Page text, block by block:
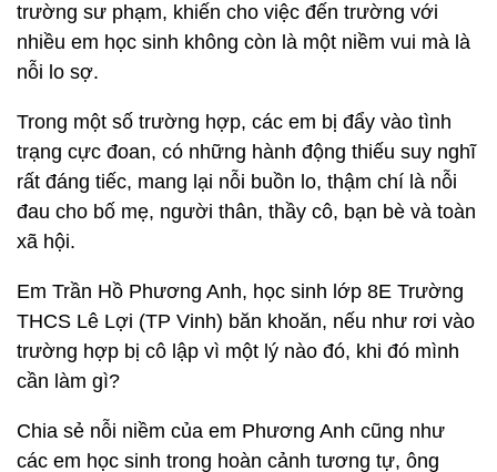
trường sư phạm, khiến cho việc đến trường với
nhiều em học sinh không còn là một niềm vui mà là
nỗi lo sợ.
Trong một số trường hợp, các em bị đẩy vào tình
trạng cực đoan, có những hành động thiếu suy nghĩ
rất đáng tiếc, mang lại nỗi buồn lo, thậm chí là nỗi
đau cho bố mẹ, người thân, thầy cô, bạn bè và toàn
xã hội.
Em Trần Hồ Phương Anh, học sinh lớp 8E Trường
THCS Lê Lợi (TP Vinh) băn khoăn, nếu như rơi vào
trường hợp bị cô lập vì một lý nào đó, khi đó mình
cần làm gì?
Chia sẻ nỗi niềm của em Phương Anh cũng như
các em học sinh trong hoàn cảnh tương tự, ông